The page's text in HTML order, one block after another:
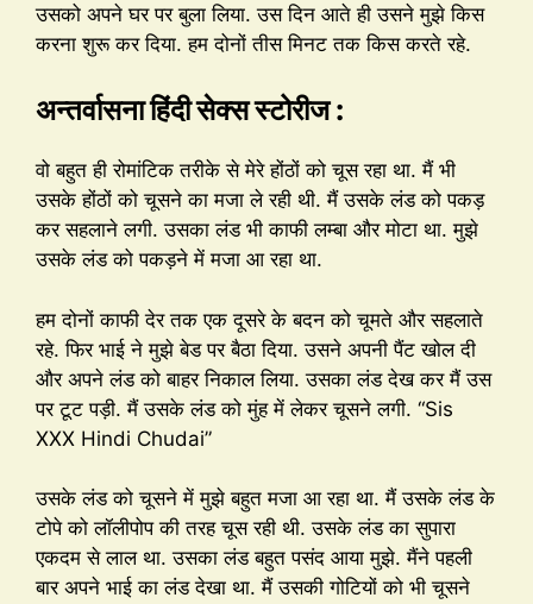
उसको अपने घर पर बुला लिया. उस दिन आते ही उसने मुझे किस
करना शुरू कर दिया. हम दोनों तीस मिनट तक किस करते रहे.
अन्तर्वासना हिंदी सेक्स स्टोरीज :
वो बहुत ही रोमांटिक तरीके से मेरे होंठों को चूस रहा था. मैं भी
उसके होंठों को चूसने का मजा ले रही थी. मैं उसके लंड को पकड़
कर सहलाने लगी. उसका लंड भी काफी लम्बा और मोटा था. मुझे
उसके लंड को पकड़ने में मजा आ रहा था.
हम दोनों काफी देर तक एक दूसरे के बदन को चूमते और सहलाते
रहे. फिर भाई ने मुझे बेड पर बैठा दिया. उसने अपनी पैंट खोल दी
और अपने लंड को बाहर निकाल लिया. उसका लंड देख कर मैं उस
पर टूट पड़ी. मैं उसके लंड को मुंह में लेकर चूसने लगी. “Sis
XXX Hindi Chudai”
उसके लंड को चूसने में मुझे बहुत मजा आ रहा था. मैं उसके लंड के
टोपे को लॉलीपोप की तरह चूस रही थी. उसके लंड का सुपारा
एकदम से लाल था. उसका लंड बहुत पसंद आया मुझे. मैंने पहली
बार अपने भाई का लंड देखा था. मैं उसकी गोटियों को भी चूसने